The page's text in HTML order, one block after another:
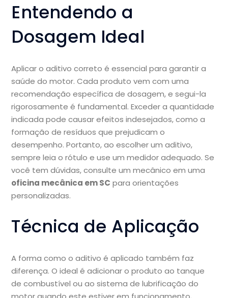
Entendendo a
Dosagem Ideal
Aplicar o aditivo correto é essencial para garantir a
saúde do motor. Cada produto vem com uma
recomendação específica de dosagem, e segui-la
rigorosamente é fundamental. Exceder a quantidade
indicada pode causar efeitos indesejados, como a
formação de resíduos que prejudicam o
desempenho. Portanto, ao escolher um aditivo,
sempre leia o rótulo e use um medidor adequado. Se
você tem dúvidas, consulte um mecânico em uma
oficina mecânica em SC para orientações
personalizadas.
Técnica de Aplicação
A forma como o aditivo é aplicado também faz
diferença. O ideal é adicionar o produto ao tanque
de combustível ou ao sistema de lubrificação do